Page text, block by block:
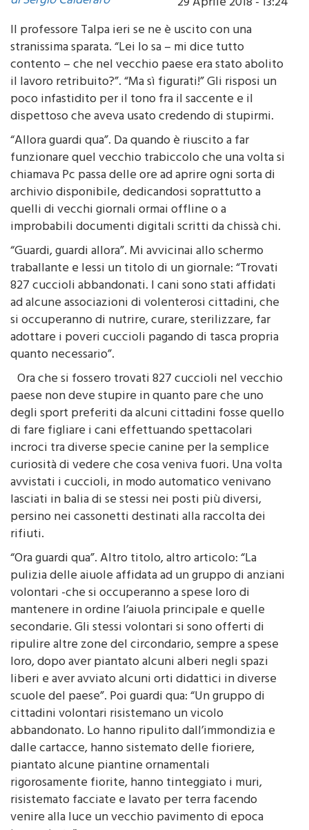
Il professore Talpa ieri se ne è uscito con una
stranissima sparata. “Lei lo sa – mi dice tutto
contento – che nel vecchio paese era stato abolito
il lavoro retribuito?”. “Ma sì figurati!” Gli risposi un
poco infastidito per il tono fra il saccente e il
dispettoso che aveva usato credendo di stupirmi.
“Allora guardi qua”. Da quando è riuscito a far
funzionare quel vecchio trabiccolo che una volta si
chiamava Pc passa delle ore ad aprire ogni sorta di
archivio disponibile, dedicandosi soprattutto a
quelli di vecchi giornali ormai offline o a
improbabili documenti digitali scritti da chissà chi.
“Guardi, guardi allora”. Mi avvicinai allo schermo
traballante e lessi un titolo di un giornale: “Trovati
827 cuccioli abbandonati. I cani sono stati affidati
ad alcune associazioni di volenterosi cittadini, che
si occuperanno di nutrire, curare, sterilizzare, far
adottare i poveri cuccioli pagando di tasca propria
quanto necessario”.
Ora che si fossero trovati 827 cuccioli nel vecchio
paese non deve stupire in quanto pare che uno
degli sport preferiti da alcuni cittadini fosse quello
di fare figliare i cani effettuando spettacolari
incroci tra diverse specie canine per la semplice
curiosità di vedere che cosa veniva fuori. Una volta
avvistati i cuccioli, in modo automatico venivano
lasciati in balia di se stessi nei posti più diversi,
persino nei cassonetti destinati alla raccolta dei
rifiuti.
“Ora guardi qua”. Altro titolo, altro articolo: “La
pulizia delle aiuole affidata ad un gruppo di anziani
volontari -che si occuperanno a spese loro di
mantenere in ordine l’aiuola principale e quelle
secondarie. Gli stessi volontari si sono offerti di
ripulire altre zone del circondario, sempre a spese
loro, dopo aver piantato alcuni alberi negli spazi
liberi e aver avviato alcuni orti didattici in diverse
scuole del paese”. Poi guardi qua: “Un gruppo di
cittadini volontari risistemano un vicolo
abbandonato. Lo hanno ripulito dall’immondizia e
dalle cartacce, hanno sistemato delle fioriere,
piantato alcune piantine ornamentali
rigorosamente fiorite, hanno tinteggiato i muri,
risistemato facciate e lavato per terra facendo
venire alla luce un vecchio pavimento di epoca
imprecisata”.